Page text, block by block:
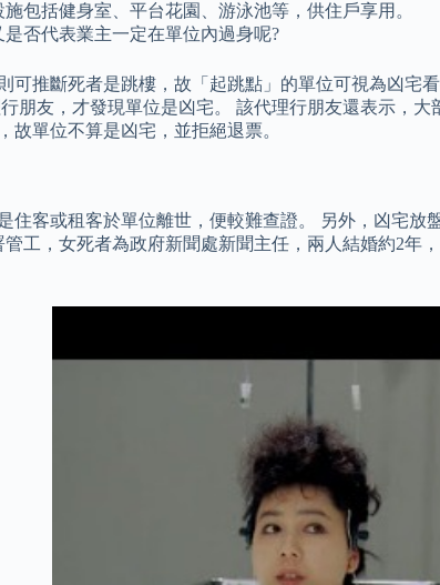
包括健身室、平台花園、游泳池等，供住戶享用。
否代表業主一定在單位內過身呢?
可推斷死者是跳樓，故「起跳點」的單位可視為凶
朋友，才發現單位是凶宅。 該代理行朋友還表示，
單位不算是凶宅，並拒絕退票。
住客或租客於單位離世，便較難查證。 另外，凶宅
工，女死者為政府新聞處新聞主任，兩人結婚約2